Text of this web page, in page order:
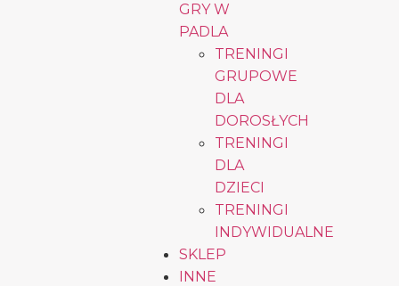
GRY W
PADLA
TRENINGI
GRUPOWE
DLA
DOROSŁYCH
TRENINGI
DLA
DZIECI
TRENINGI
INDYWIDUALNE
SKLEP
INNE